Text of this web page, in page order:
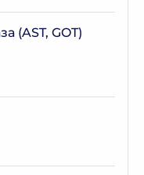
(AST, GOT)